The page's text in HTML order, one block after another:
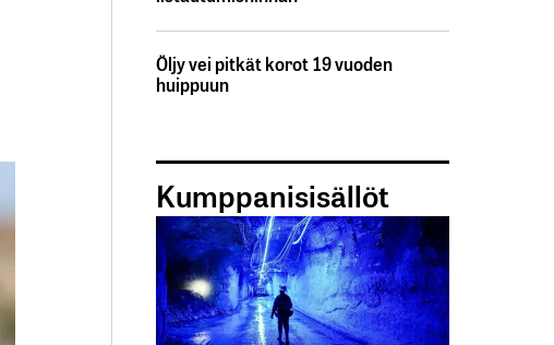
Öljy vei pitkät korot 19 vuoden
huippuun
Kumppanisisällöt